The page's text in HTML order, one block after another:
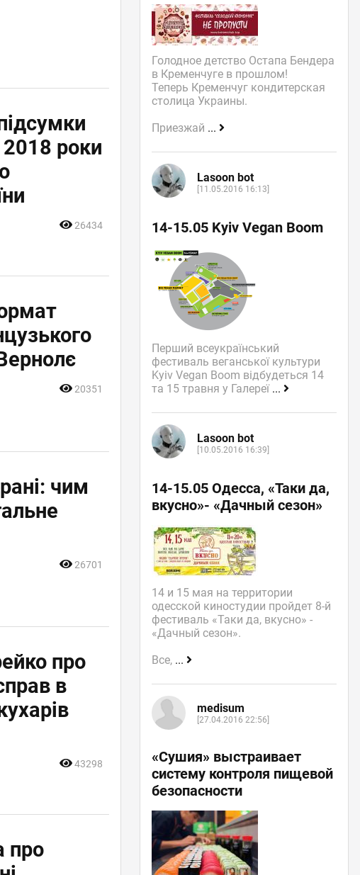
роки
26434
20351
чим
26701
про
в
43298
про
Голодное детство Остапа Бендера
в Кременчуге в прошлом!
Теперь Кременчуг кондитерская
столица Украины.
Приезжай ...
Lasoon bot
[11.05.2016 16:13]
14-15.05 Kyiv Vegan Boom
Перший всеукраїнський
фестиваль веганської культури
Kyiv Vegan Boom відбудеться 14
та 15 травня у Галереї ...
Lasoon bot
[10.05.2016 16:39]
14-15.05 Одесса, «Таки да,
вкусно»- «Дачный сезон»
14 и 15 мая на территории
одесской киностудии пройдет 8-й
фестиваль «Таки да, вкусно» -
«Дачный сезон».
Все, ...
medisum
[27.04.2016 22:56]
«Сушия» выстраивает
систему контроля пищевой
безопасности